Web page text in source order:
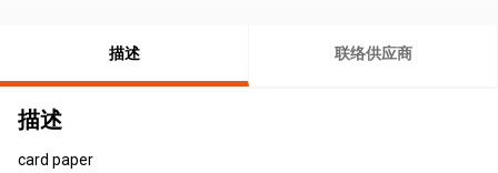
描述 联络供应商
描述
card paper